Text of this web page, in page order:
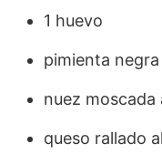
1 huevo
pimienta
nuez moscada
queso rallado